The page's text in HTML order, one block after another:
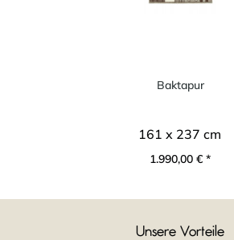
Baktapur
161 x 237 cm
1.990,00 € *
Unsere Vorteile